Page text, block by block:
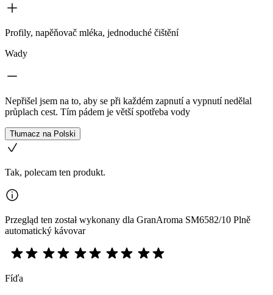
Profily, napěňovač mléka, jednoduché čištění
Wady
Nepřišel jsem na to, aby se při každém zapnutí a vypnutí nedělal
průplach cest. Tím pádem je větší spotřeba vody
Tłumacz na Polski
Tak, polecam ten produkt.
Przegląd ten został wykonany dla GranAroma SM6582/10 Plně
automatický kávovar
Fíďa